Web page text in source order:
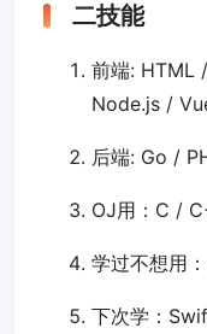
二技能
前端:
Node.js /
后端: Go /
OJ用：C /
学过不想用
下次学：